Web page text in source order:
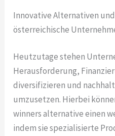
Innovative Alternativen
österreichische
Heutzutage stehen
Herausforderung,
diversifizieren und
umzusetzen. Hierbei
winners alternative einen
indem sie spezialisierte